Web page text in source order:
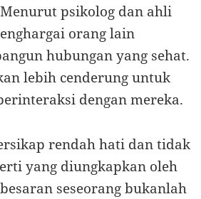
psikolog dan ahli
orang lain
hubungan yang sehat.
lebih cenderung untuk
dengan mereka.
rendah hati dan tidak
yang diungkapkan oleh
seseorang bukanlah